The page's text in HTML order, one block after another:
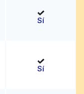
Sí
Sí